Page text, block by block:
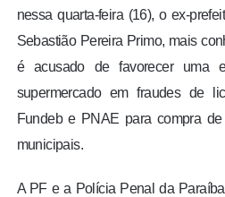
nessa quarta-feira (16), o ex-
Sebastião Pereira Primo, mais
é acusado de favorecer uma
supermercado em fraudes de
Fundeb e PNAE para compra
municipais.
A PF e a Polícia Penal da